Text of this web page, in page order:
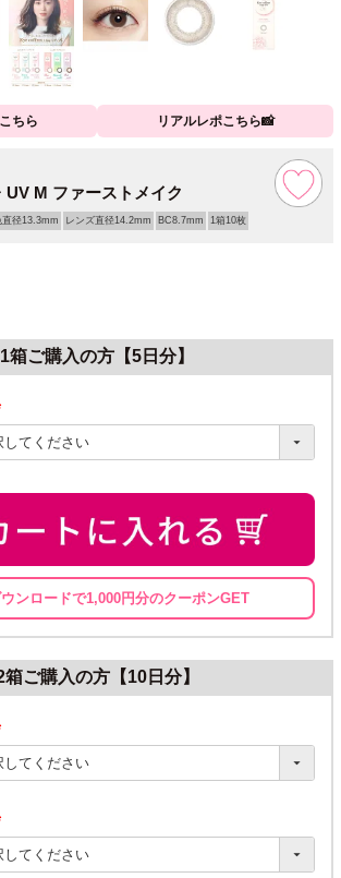
ちら リアルレポこちら📸
M ファーストメイク
直径13.3mm レンズ直径14.2mm BC8.7mm 1箱10枚
1箱ご購入の方【5日分】
)
ンロードで1,000円分のクーポンGET
箱ご購入の方【10日分】
)
)